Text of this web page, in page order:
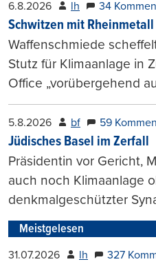
6.8.2026 lh 34
Schwitzen mit Rheinmetall
Waffenschmiede
Stutz für Klimaanlage in
Office „vorübergehend
5.8.2026 bf 59
Jüdisches Basel im Zerfall
Präsidentin vor Gericht,
auch noch Klimaanlage
denkmalgeschützter
Meistgelesen
31.07.2026 lh 327